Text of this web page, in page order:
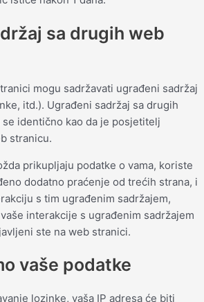
sa drugih web
mogu sadržavati ugrađeni sadržaj
itd.). Ugrađeni sadržaj sa drugih
identično kao da je posjetitelj
stranicu.
prikupljaju podatke o vama, koriste
dodatno praćenje od trećih strana, i
s tim ugrađenim sadržajem,
interakcije s ugrađenim sadržajem
ste na web stranici.
vaše podatke
lozinke, vaša IP adresa će biti